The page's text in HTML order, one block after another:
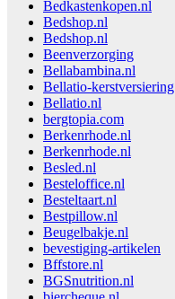
Bedkastenkopen.nl
Bedshop.nl
Bedshop.nl
Beenverzorging
Bellabambina.nl
Bellatio-
Bellatio.nl
bergtopia.com
Berkenrhode.nl
Berkenrhode.nl
Besled.nl
Besteloffice.nl
Besteltaart.nl
Bestpillow.nl
Beugelbakje.nl
bevestiging-artikelen
Bffstore.nl
BGSnutrition.nl